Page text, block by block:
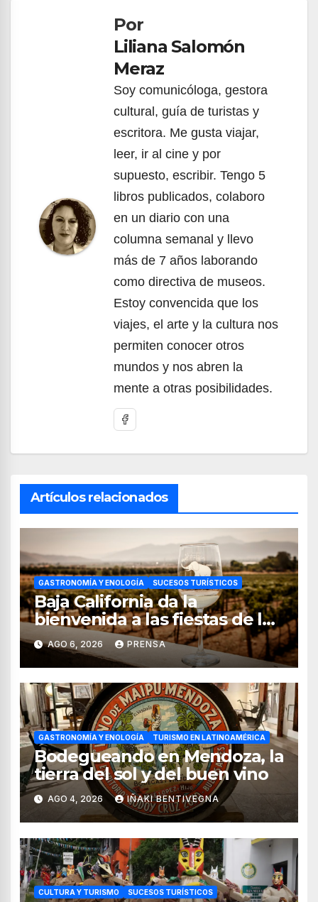
entradasPor
Liliana Salomón
Meraz
Soy comunicóloga, gestora
cultural, guía de turistas y
escritora. Me gusta viajar,
leer, ir al cine y por
supuesto, escribir. Tengo 5
libros publicados, colaboro
en un diario con una
columna semanal y llevo
más de 7 años laborando
como directiva de museos.
Estoy convencida que los
viajes, el arte y la cultura nos
permiten conocer otros
mundos y nos abren la
mente a otras posibilidades.
Artículos relacionados
GASTRONOMÍA Y ENOLOGÍA SUCESOS TURÍSTICOS
Baja California da la
bienvenida a las fiestas de la
vendimia 2026
AGO 6, 2026 PRENSA
GASTRONOMÍA Y ENOLOGÍA TURISMO EN LATINOAMÉRICA
Bodegueando en Mendoza, la
tierra del sol y del buen vino
AGO 4, 2026 IÑAKI BENTIVEGNA
CULTURA Y TURISMO SUCESOS TURÍSTICOS